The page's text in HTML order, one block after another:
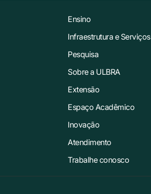
Ensino
Infraestrutura e Serviços
Pesquisa
Sobre a ULBRA
Extensão
Espaço Acadêmico
Inovação
Atendimento
Trabalhe conosco